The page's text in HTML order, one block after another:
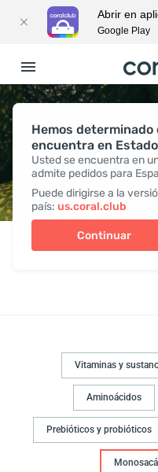
Hemos
encuentra en
Usted se encuentra en
admite pedidos para
Puede dirigirse a la
país: us.coral.club
Continuar
Productos Suplementos
Vitaminas y
Aminoácidos
Prebióticos y probióticos
Abrir en
Google Play